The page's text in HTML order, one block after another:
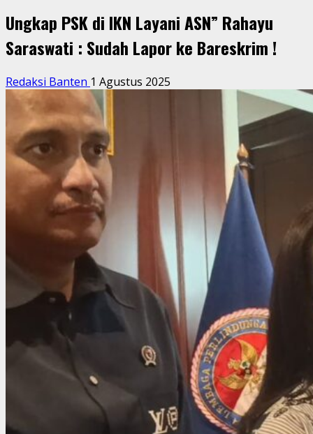
Ungkap PSK di IKN Layani ASN” Rahayu
Saraswati : Sudah Lapor ke Bareskrim !
Redaksi Banten 1 Agustus 2025